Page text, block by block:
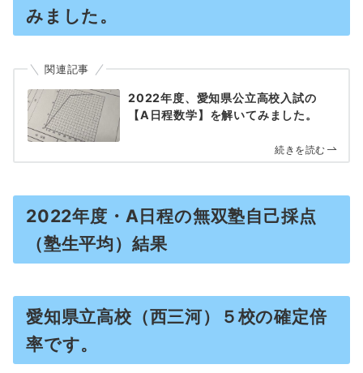
みました。
関連記事
2022年度、愛知県公立高校入試の
【A日程数学】を解いてみました。
続きを読む
2022年度・A日程の無双塾自己採点
（塾生平均）結果
愛知県立高校（西三河）５校の確定倍
率です。